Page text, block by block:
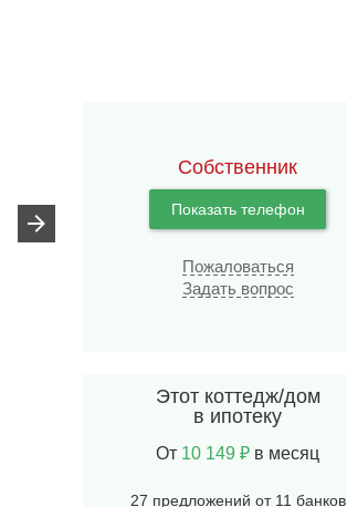
Собственник
Показать телефон
Пожаловаться
Задать вопрос
Этот коттедж/дом
в ипотеку
От 10 149 ₽ в месяц
27 предложений от 11 банков